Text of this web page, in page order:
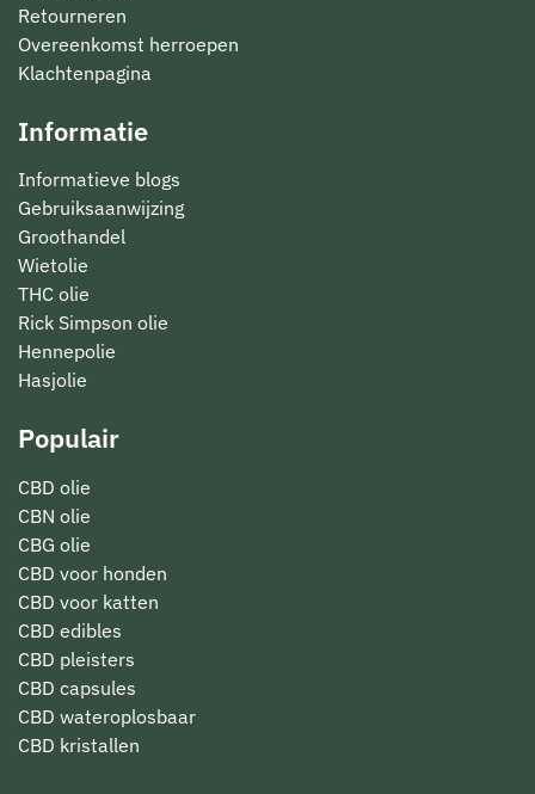
Retourneren
Overeenkomst herroepen
Klachtenpagina
Informatie
Informatieve blogs
Gebruiksaanwijzing
Groothandel
Wietolie
THC olie
Rick Simpson olie
Hennepolie
Hasjolie
Populair
CBD olie
CBN olie
CBG olie
CBD voor honden
CBD voor katten
CBD edibles
CBD pleisters
CBD capsules
CBD wateroplosbaar
CBD kristallen